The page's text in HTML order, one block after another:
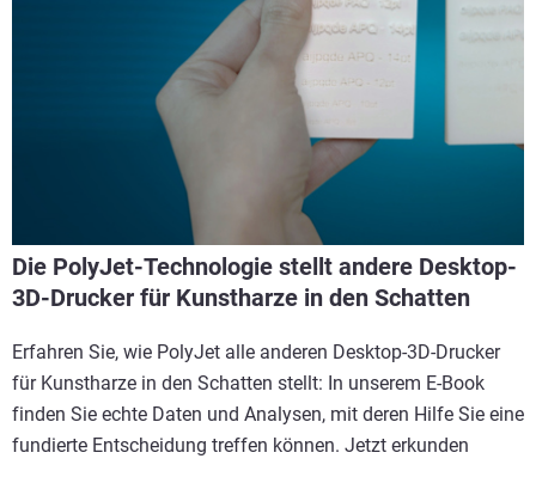
Die PolyJet-Technologie stellt andere Desktop-
3D-Drucker für Kunstharze in den Schatten
Erfahren Sie, wie PolyJet alle anderen Desktop-3D-Drucker
für Kunstharze in den Schatten stellt: In unserem E-Book
finden Sie echte Daten und Analysen, mit deren Hilfe Sie eine
fundierte Entscheidung treffen können. Jetzt erkunden